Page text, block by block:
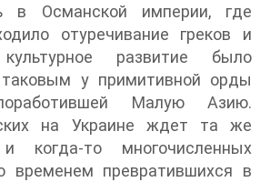
в Османской империи, где
отуречивание греков и
развитие было
у примитивной орды
Малую Азию.
на Украине ждет та же
когда-то многочисленных
временем превратившихся в